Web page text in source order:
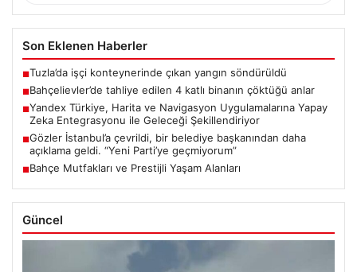
Son Eklenen Haberler
■Tuzla’da işçi konteynerinde çıkan yangın söndürüldü
■Bahçelievler’de tahliye edilen 4 katlı binanın çöktüğü anlar
■Yandex Türkiye, Harita ve Navigasyon Uygulamalarına Yapay
Zeka Entegrasyonu ile Geleceği Şekillendiriyor
■Gözler İstanbul’a çevrildi, bir belediye başkanından daha
açıklama geldi. “Yeni Parti’ye geçmiyorum”
■Bahçe Mutfakları ve Prestijli Yaşam Alanları
Güncel